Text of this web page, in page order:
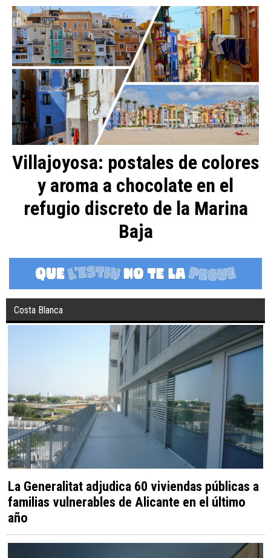
Villajoyosa: postales de colores
y aroma a chocolate en el
refugio discreto de la Marina
Baja
Costa Blanca
La Generalitat adjudica 60 viviendas públicas a
familias vulnerables de Alicante en el último
año